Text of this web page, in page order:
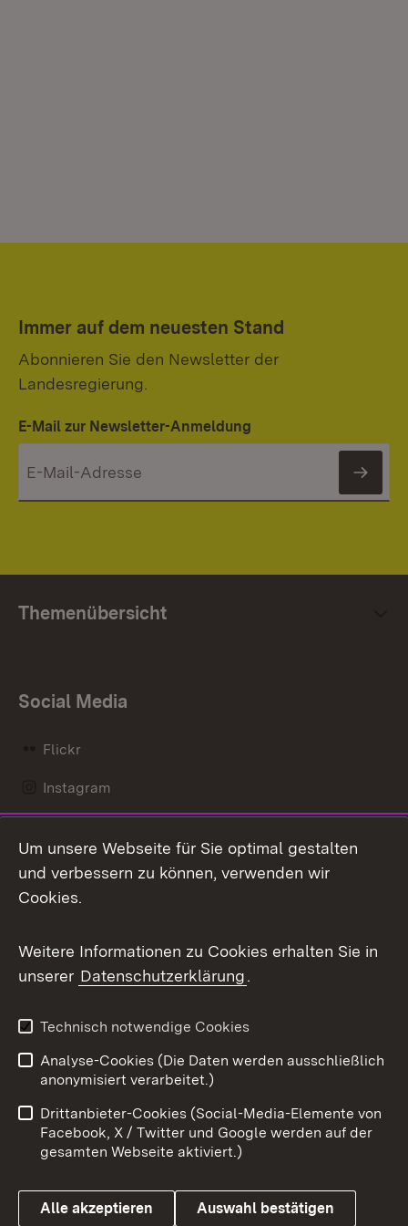
Immer auf dem neuesten Stand
Abonnieren Sie den Newsletter der
Landesregierung.
E-Mail zur Newsletter-Anmeldung
Themenübersicht
Social Media
Flickr
Instagram
Mastodon
Messenger
Social Wall
X / Twitter
Youtube
Benutzungshinweise
Barrierefreiheit
Datenschutz
Cookies
Um unsere Webseite für Sie optimal gestalten
und verbessern zu können, verwenden wir
Cookies.
Weitere Informationen zu Cookies erhalten Sie in
unserer Datenschutzerklärung.
Technisch notwendige Cookies
Analyse-Cookies (Die Daten werden ausschließlich
anonymisiert verarbeitet.)
Drittanbieter-Cookies (Social-Media-Elemente von
Facebook, X / Twitter und Google werden auf der
gesamten Webseite aktiviert.)
Alle akzeptieren Auswahl bestätigen